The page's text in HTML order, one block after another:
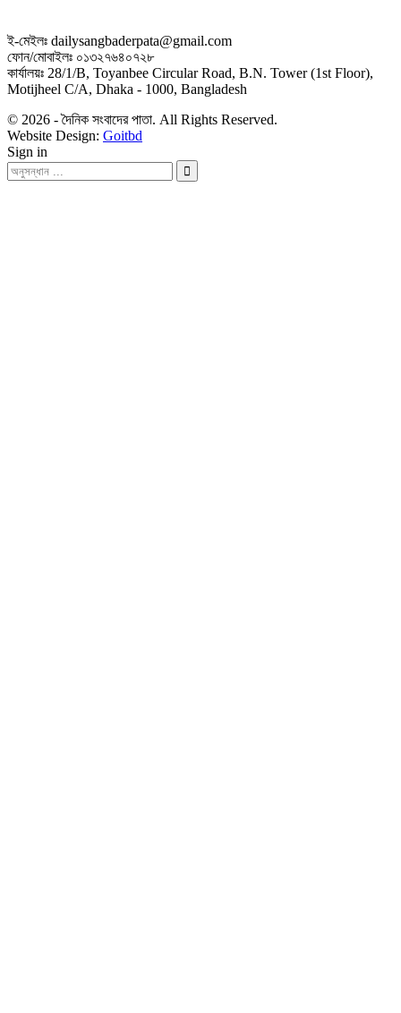
ই-মেইলঃ dailysangbaderpata@gmail.com
ফোন/মোবাইলঃ ০১৩২৭৬৪০৭২৮
কার্যালয়ঃ 28/1/B, Toyanbee Circular Road, B.N. Tower (1st Floor),
Motijheel C/A, Dhaka - 1000, Bangladesh
© 2026 - দৈনিক সংবাদের পাতা. All Rights Reserved.
Website Design: Goitbd
Sign in